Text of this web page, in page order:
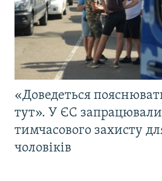
«Доведеться
тут». У ЄС
тимчасового захисту
чоловіків